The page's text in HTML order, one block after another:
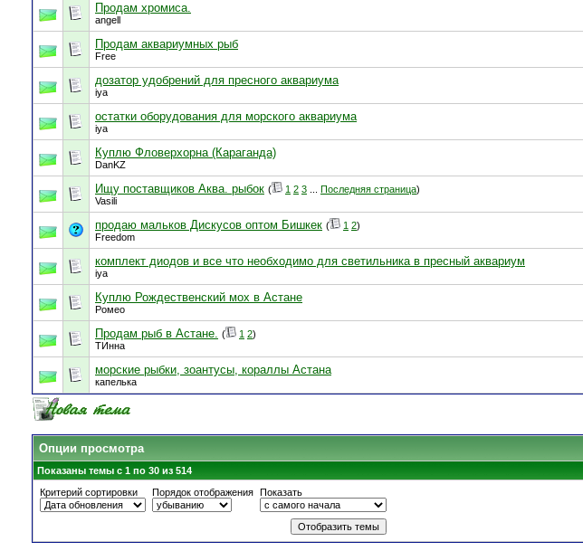
Продам хромиса.
angell
Продам аквариумных рыб
Free
дозатор удобрений для пресного аквариума
iya
остатки оборудования для морского аквариума
iya
Куплю Фловерхорна (Караганда)
DanKZ
Ищу поставщиков Аква. рыбок ( 1 2 3 Последняя страница)
Vasili
продаю мальков Дискусов оптом Бишкек ( 1 2)
Freedom
комплект диодов и все что необходимо для светильника в пресный аквариум
iya
Куплю Рождественский мох в Астане
Ромео
Продам рыб в Астане. ( 1 2)
ТИнна
морские рыбки, зоантусы, кораллы Астана
капелька
Опции просмотра
Показаны темы с 1 по 30 из 514
Критерий сортировки
Порядок отображения Показать